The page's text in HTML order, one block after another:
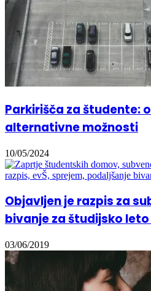
Parkirišča za študente:
alternativne možnosti
10/05/2024
Objavljen je razpis za
bivanje za študijsko leto
03/06/2019